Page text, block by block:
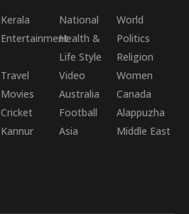
Kerala National
World
EntertainmentHealth &
Life Style
Politics
Religion
Travel Video
Women
Movies Australia
Canada
Cricket Football
Alappuzha
Kannur Asia
Middle East